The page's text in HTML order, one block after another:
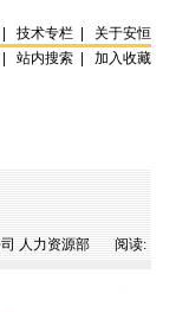
技术专栏
关于安恒
站内搜索 加入收藏
人力资源部 阅读: